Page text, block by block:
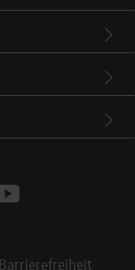
youtube